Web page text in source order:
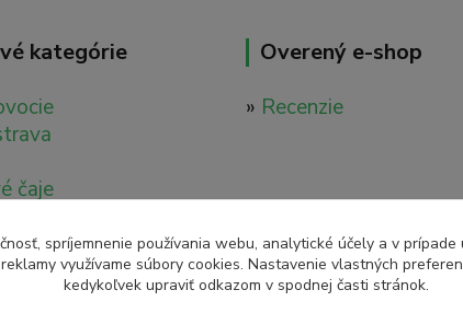
kategórie
čaje
tinktúry
Overený e-shop
» Recenzie
spríjemnenie používania webu, analytické účely a v
využívame súbory cookies. Nastavenie vlastných
kedykoľvek upraviť odkazom v spodnej časti stránok.